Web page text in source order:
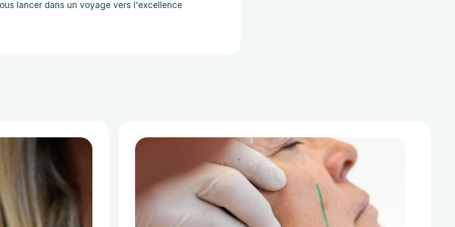
lancer dans un voyage vers l'excellence